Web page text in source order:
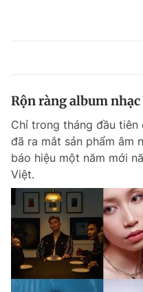
Rộn ràng album
Chỉ trong tháng đầu tiên
đã ra mắt sản phẩm âm
báo hiệu một năm mới
Việt.